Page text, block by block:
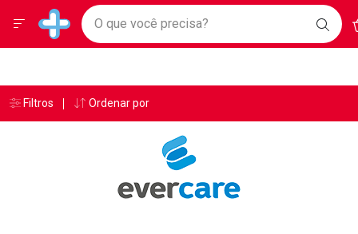
Drogarias Pacheco
Baixe nosso APP e aproveite Ofertas Exclusivas!
O
Ir direto para a home
pela página
Ir direto para o conteúdo
Ir direto para a busca
Ir direto para a ajuda
Ir direto para a notificações
Faça a sua busca
O que você precisa?
Menu
Breadcrumb
Drogarias Pacheco Ever Care
Âncoras
Filtros Ordenar por